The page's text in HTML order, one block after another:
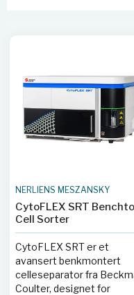
NERLIENS MESZANSKY
CytoFLEX SRT
Cell Sorter
CytoFLEX SRT er et
avansert benkmontert
celleseparator fra
Coulter, designet for